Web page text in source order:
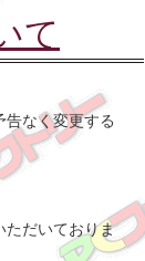
て
なく変更する
ただいておりま